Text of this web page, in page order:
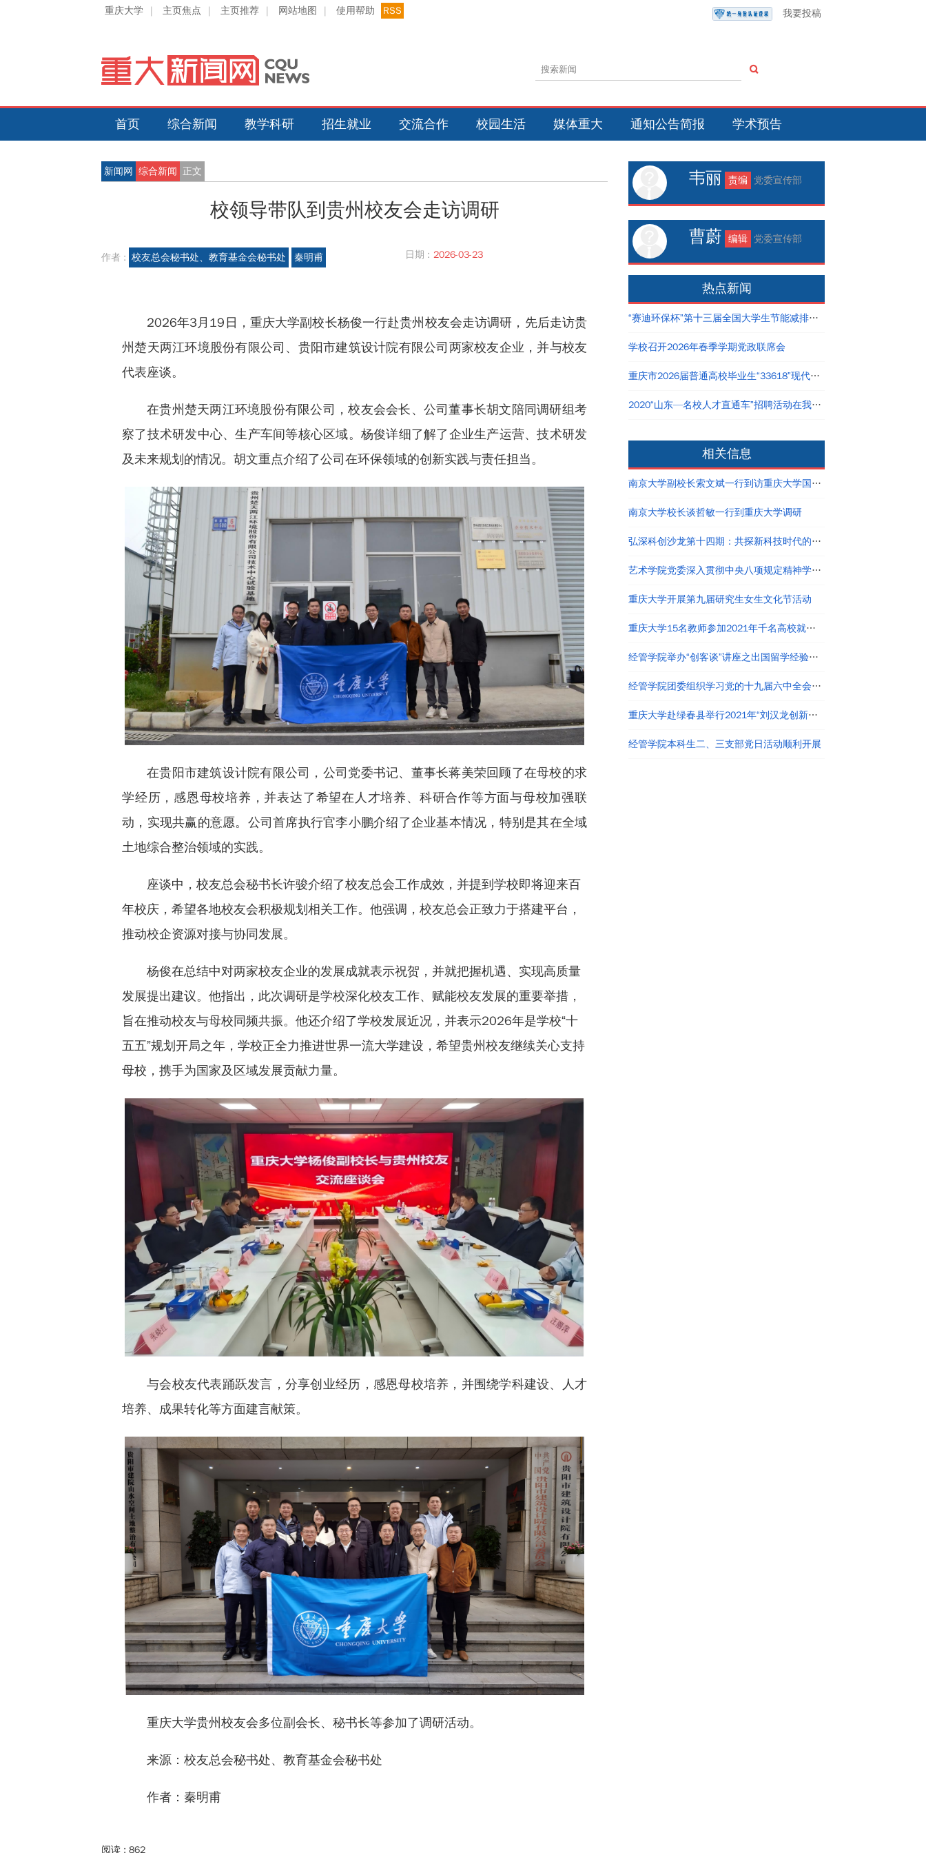
重庆大学 | 主页焦点 | 主页推荐 | 网站地图 | 使用帮助 RSS 我要投稿
首页 综合新闻 教学科研 招生就业 交流合作 校园生活 媒体重大 通知公告简报 学术预告
新闻网 综合新闻 正文
校领导带队到贵州校友会走访调研
作者 : 校友总会秘书处、教育基金会秘书处 秦明甫 日期 : 2026-03-23
2026年3月19日，重庆大学副校长杨俊一行赴贵州校友会走访调研，先后走访贵
州楚天两江环境股份有限公司、贵阳市建筑设计院有限公司两家校友企业，并与校友
代表座谈。
在贵州楚天两江环境股份有限公司，校友会会长、公司董事长胡文陪同调研组考
察了技术研发中心、生产车间等核心区域。杨俊详细了解了企业生产运营、技术研发
及未来规划的情况。胡文重点介绍了公司在环保领域的创新实践与责任担当。
在贵阳市建筑设计院有限公司，公司党委书记、董事长蒋美荣回顾了在母校的求
学经历，感恩母校培养，并表达了希望在人才培养、科研合作等方面与母校加强联
动，实现共赢的意愿。公司首席执行官李小鹏介绍了企业基本情况，特别是其在全域
土地综合整治领域的实践。
座谈中，校友总会秘书长许骏介绍了校友总会工作成效，并提到学校即将迎来百
年校庆，希望各地校友会积极规划相关工作。他强调，校友总会正致力于搭建平台，
推动校企资源对接与协同发展。
杨俊在总结中对两家校友企业的发展成就表示祝贺，并就把握机遇、实现高质量
发展提出建议。他指出，此次调研是学校深化校友工作、赋能校友发展的重要举措，
旨在推动校友与母校同频共振。他还介绍了学校发展近况，并表示2026年是学校“十
五五”规划开局之年，学校正全力推进世界一流大学建设，希望贵州校友继续关心支持
母校，携手为国家及区域发展贡献力量。
与会校友代表踊跃发言，分享创业经历，感恩母校培养，并围绕学科建设、人才
培养、成果转化等方面建言献策。
重庆大学贵州校友会多位副会长、秘书长等参加了调研活动。
来源：校友总会秘书处、教育基金会秘书处
作者：秦明甫
阅读 : 862
韦丽 责编 党委宣传部
曹蔚 编辑 党委宣传部
热点新闻
“赛迪环保杯”第十三届全国大学生节能减排社会实践与科技竞赛在重庆大学举办
学校召开2026年春季学期党政联席会
重庆市2026届普通高校毕业生“33618”现代制造业春季专场双选活动在重庆大学举行
2020“山东—名校人才直通车”招聘活动在我校举行
相关信息
南京大学副校长索文斌一行到访重庆大学国家卓越工程师学院
南京大学校长谈哲敏一行到重庆大学调研
弘深科创沙龙第十四期：共探新科技时代的创新创业与职业发展
艺术学院党委深入贯彻中央八项规定精神学习教育读书班结业
重庆大学开展第九届研究生女生文化节活动
重庆大学15名教师参加2021年千名高校就业工作者专题培训
经管学院举办“创客谈”讲座之出国留学经验分享
经管学院团委组织学习党的十九届六中全会精神
重庆大学赴绿春县举行2021年“刘汉龙创新团队龙之梦”奖助学金颁发仪式
经管学院本科生二、三支部党日活动顺利开展